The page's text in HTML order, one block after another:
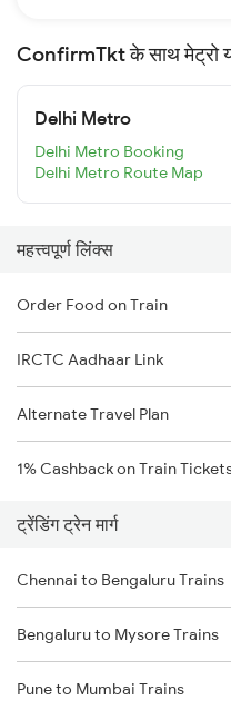
ConfirmTkt के साथ मेट्रो
Delhi Metro
Delhi Metro Booking
Delhi Metro Route Map
महत्त्वपूर्ण लिंक्स
Order Food on Train
IRCTC Aadhaar Link
Alternate Travel Plan
1% Cashback on Train
ट्रेंडिंग ट्रेन मार्ग
Chennai to Bengaluru Trains
Bengaluru to Mysore Trains
Pune to Mumbai Trains